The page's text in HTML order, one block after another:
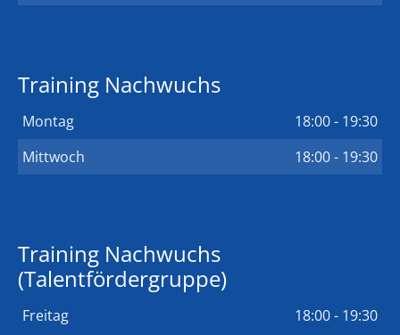
Training Nachwuchs
Montag
18:00 - 19:30
Mittwoch
18:00 - 19:30
Training Nachwuchs
(Talentfördergruppe)
Freitag 18:00 - 19:30